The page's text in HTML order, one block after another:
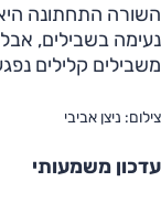
השורה התחתונה היא
נעימה בשבילים,
משבילים קלילים
צילום: ניצן אביבי
עדכון משמעותי